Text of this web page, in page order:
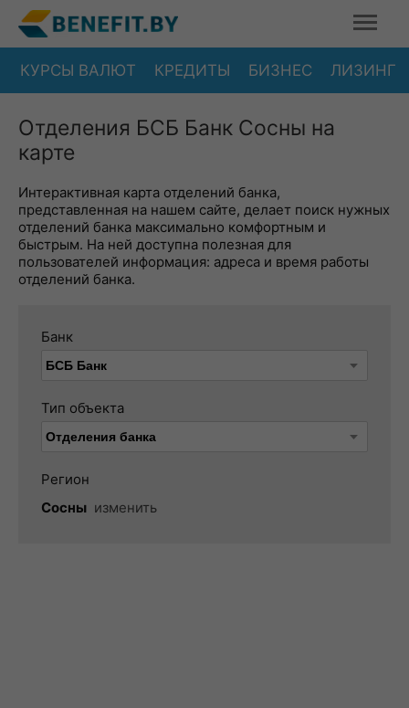
КУРСЫ ВАЛЮТ КРЕДИТЫ БИЗНЕС ЛИЗИНГ
Отделения БСБ Банк Сосны на
карте
Интерактивная карта отделений банка,
представленная на нашем сайте, делает поиск нужных
отделений банка максимально комфортным и
быстрым. На ней доступна полезная для
пользователей информация: адреса и время работы
отделений банка.
Банк
Тип объекта
Регион
Сосны изменить